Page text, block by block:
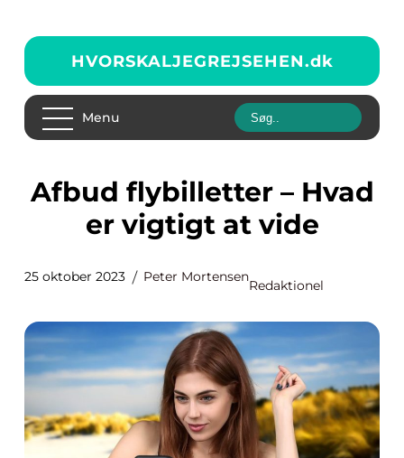
HVORSKALJEGREJSEHEN.dk
Menu
Afbud flybilletter – Hvad
er vigtigt at vide
25 oktober 2023 Peter Mortensen
Redaktionel